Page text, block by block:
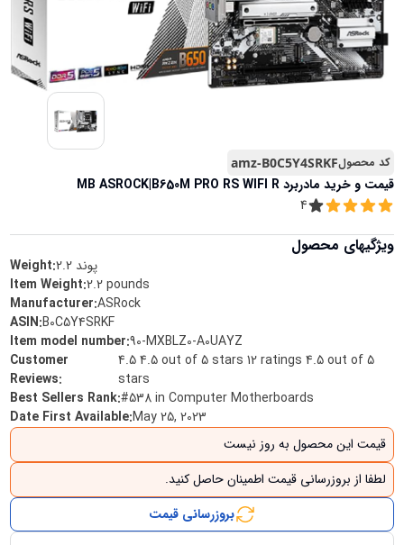
کد محصولamz-B0C5Y4SRKF
قیمت و خرید مادربرد MB ASROCK|B650M PRO RS WIFI R
4
ویژگیهای محصول
Weight:2.2 پوند
Item Weight:2.2 pounds
Manufacturer:ASRock
ASIN:B0C5Y4SRKF
Item model number:90-MXBLZ0-A0UAYZ
Customer
Reviews:
4.5 4.5 out of 5 stars 12 ratings 4.5 out of 5
stars
Best Sellers Rank:#538 in Computer Motherboards
Date First Available:May 25, 2023
قیمت این محصول به روز نیست
لطفا از بروزرسانی قیمت اطمینان حاصل کنید.
بروزرسانی قیمت